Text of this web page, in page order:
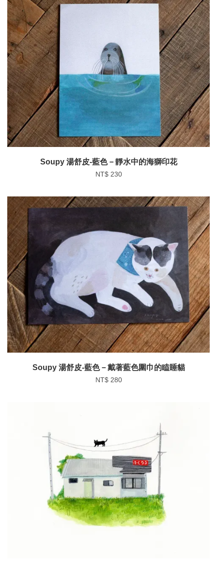
Soupy 湯舒皮-藍色－靜水中的海獅印花
NT$ 230
Soupy 湯舒皮-藍色－戴著藍色圍巾的瞌睡貓
NT$ 280